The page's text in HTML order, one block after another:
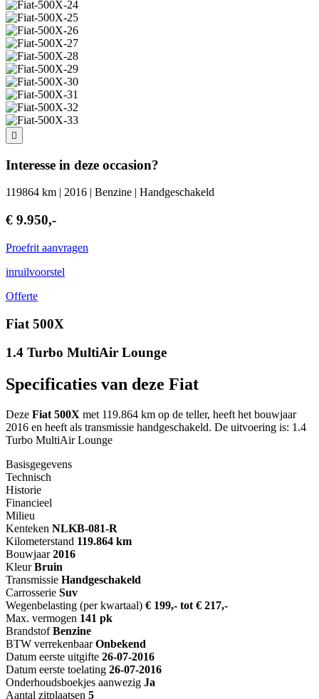
Interesse in deze occasion?
119864 km | 2016 | Benzine | Handgeschakeld
€ 9.950,-
Proefrit aanvragen
inruilvoorstel
Offerte
Fiat 500X
1.4 Turbo MultiAir Lounge
Specificaties van deze Fiat
Deze Fiat 500X met 119.864 km op de teller, heeft het bouwjaar
2016 en heeft als transmissie handgeschakeld. De uitvoering is: 1.4
Turbo MultiAir Lounge
Basisgegevens
Technisch
Historie
Financieel
Milieu
Kenteken NLKB-081-R
Kilometerstand 119.864 km
Bouwjaar 2016
Kleur Bruin
Transmissie Handgeschakeld
Carrosserie Suv
Wegenbelasting (per kwartaal) € 199,- tot € 217,-
Max. vermogen 141 pk
Brandstof Benzine
BTW verrekenbaar Onbekend
Datum eerste uitgifte 26-07-2016
Datum eerste toelating 26-07-2016
Onderhoudsboekjes aanwezig Ja
Aantal zitplaatsen 5